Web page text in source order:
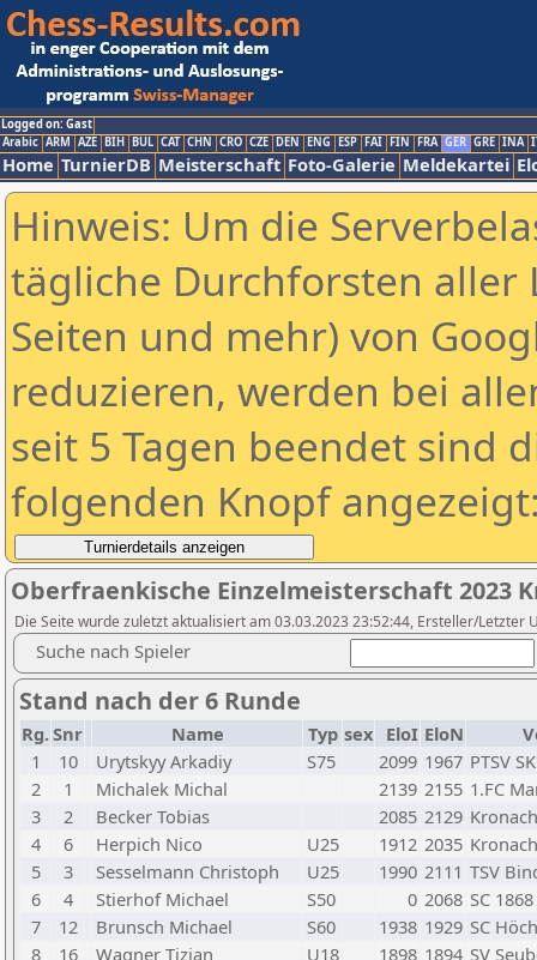
Logged on: Gast
Arabic ARM AZE BIH BUL CAT CHN CRO CZE DEN ENG ESP FAI FIN FRA GER GRE INA
Home TurnierDB Meisterschaft Foto-Galerie Meldekartei
Hinweis: Um die
tägliche Durchforsten aller
Seiten und mehr) von
reduzieren, werden bei
seit 5 Tagen beendet sind
folgenden Knopf
Oberfraenkische Einzelmeisterschaft 2023
Die Seite wurde zuletzt aktualisiert am 03.03.2023 23:52:44, Ersteller/Letzter
Suche nach Spieler
Stand nach der 6 Runde
Rg.Snr Name Typ sex EloI EloN
1
10 Urytskyy Arkadiy S75 2099 1967 PTSV
2
1 Michalek Michal 2139 2155 1.FC
3
2 Becker Tobias 2085 2129
4
6 Herpich Nico U25 1912 2035
5
3 Sesselmann Christoph U25 1990 2111 TSV
6
4 Stierhof Michael S50 0 2068 SC
7
12 Brunsch Michael S60 1938 1929 SC
8
16 Wagner Tizian U18 1898 1894 SV